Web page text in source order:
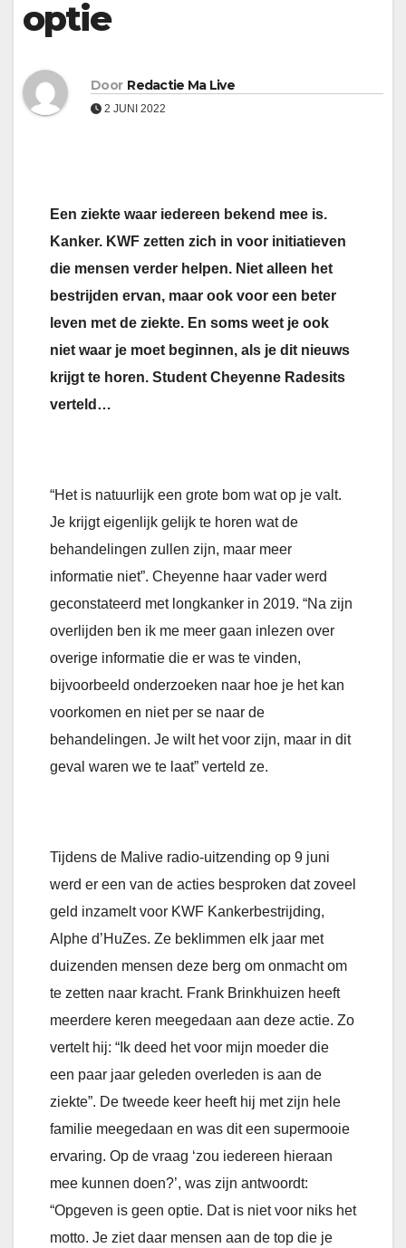
optie
Door Redactie Ma Live
2 JUNI 2022
Een ziekte waar iedereen bekend mee is.
Kanker. KWF zetten zich in voor initiatieven
die mensen verder helpen. Niet alleen het
bestrijden ervan, maar ook voor een beter
leven met de ziekte. En soms weet je ook
niet waar je moet beginnen, als je dit nieuws
krijgt te horen. Student Cheyenne Radesits
verteld…
“Het is natuurlijk een grote bom wat op je valt.
Je krijgt eigenlijk gelijk te horen wat de
behandelingen zullen zijn, maar meer
informatie niet”. Cheyenne haar vader werd
geconstateerd met longkanker in 2019. “Na zijn
overlijden ben ik me meer gaan inlezen over
overige informatie die er was te vinden,
bijvoorbeeld onderzoeken naar hoe je het kan
voorkomen en niet per se naar de
behandelingen. Je wilt het voor zijn, maar in dit
geval waren we te laat” verteld ze.
Tijdens de Malive radio-uitzending op 9 juni
werd er een van de acties besproken dat zoveel
geld inzamelt voor KWF Kankerbestrijding,
Alphe d’HuZes. Ze beklimmen elk jaar met
duizenden mensen deze berg om onmacht om
te zetten naar kracht. Frank Brinkhuizen heeft
meerdere keren meegedaan aan deze actie. Zo
vertelt hij: “Ik deed het voor mijn moeder die
een paar jaar geleden overleden is aan de
ziekte”. De tweede keer heeft hij met zijn hele
familie meegedaan en was dit een supermooie
ervaring. Op de vraag ‘zou iedereen hieraan
mee kunnen doen?’, was zijn antwoordt:
“Opgeven is geen optie. Dat is niet voor niks het
motto. Je ziet daar mensen aan de top die je